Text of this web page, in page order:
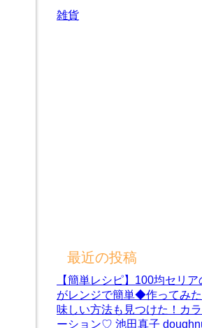
雑貨
最近の投稿
【簡単レシピ】100均セリ
がレンジで簡単◆作ってみ
味しい方法も見つけた！カ
ーション♡ 池田真子